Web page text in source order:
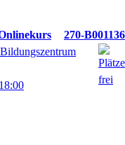
270-B001136